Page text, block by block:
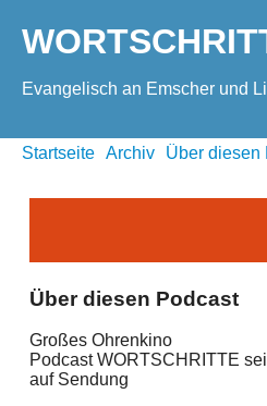
Evangelisch an Emscher und
Startseite Archiv Über diesen
Über diesen Podcast
Großes Ohrenkino
Podcast WORTSCHRITTE
auf Sendung